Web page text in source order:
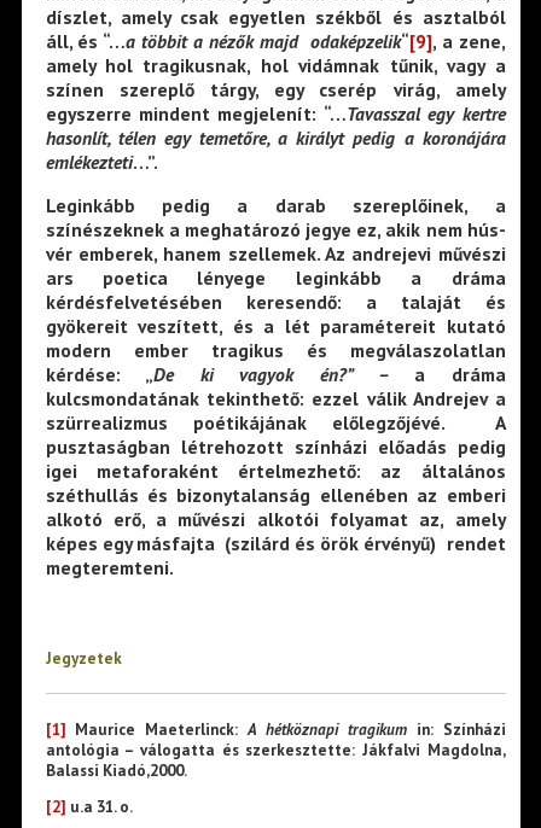
díszlet, amely csak egyetlen székből és asztalból
áll, és “…a többit a nézők majd odaképzelik“[9], a zene,
amely hol tragikusnak, hol vidámnak tűnik, vagy a
színen szereplő tárgy, egy cserép virág, amely
egyszerre mindent megjelenít: “…Tavasszal egy kertre
hasonlít, télen egy temetőre, a királyt pedig a koronájára
emlékezteti…”.
Leginkább pedig a darab szereplőinek, a
színészeknek a meghatározó jegye ez, akik nem hús-
vér emberek, hanem szellemek. Az andrejevi művészi
ars poetica lényege leginkább a dráma
kérdésfelvetésében keresendő: a talaját és
gyökereit veszített, és a lét paramétereit kutató
modern ember tragikus és megválaszolatlan
kérdése: „De ki vagyok én?” – a dráma
kulcsmondatának tekinthető: ezzel válik Andrejev a
szürrealizmus poétikájának előlegzőjévé. A
pusztaságban létrehozott színházi előadás pedig
igei metaforaként értelmezhető: az általános
széthullás és bizonytalanság ellenében az emberi
alkotó erő, a művészi alkotói folyamat az, amely
képes egy másfajta (szilárd és örök érvényű) rendet
megteremteni.
Jegyzetek
[1] Maurice Maeterlinck:A hétköznapi tragikumin: Színházi
antológia – válogatta és szerkesztette: Jákfalvi Magdolna,
Balassi Kiadó,2000.
[2] u.a 31. o.